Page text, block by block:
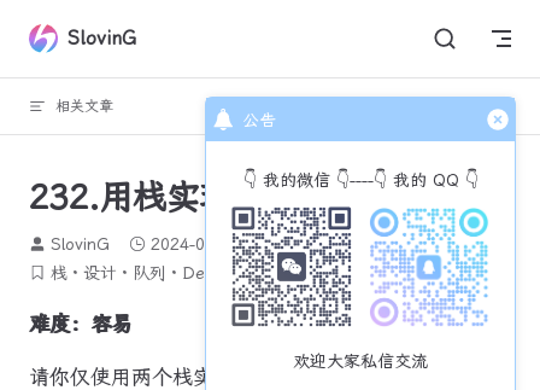
公告
👇 我的微信 👇----👇 我的 QQ 👇
欢迎大家私信交流
Skip to content
SlovinG
相关文章 回到顶部
232.用栈实现队列
SlovinG 2024-01-09 1427 个字
6 分钟
栈
设计 队列 Deque 力扣每日一题
难度：容易
请你仅使用两个栈实现先入先出队列。队列应当支持